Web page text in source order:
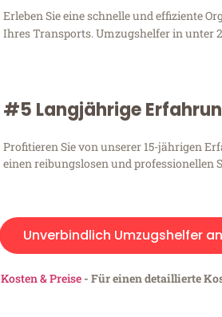
Erleben Sie eine schnelle und effiziente
Ihres Transports. Umzugshelfer in unter
#5 Langjährige
Profitieren Sie von unserer 15-jährigen
einen reibungslosen und professionellen
Unverbindlich Umzugshelfer
Kosten & Preise- Für einen detaillierte